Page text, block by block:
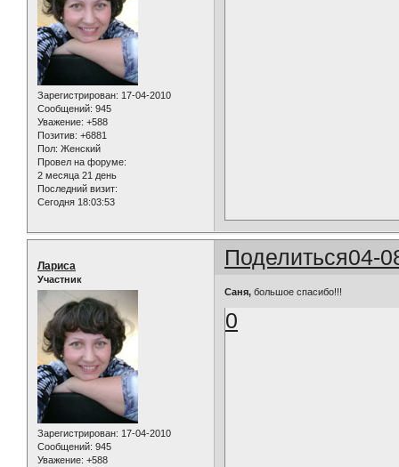
Зарегистрирован: 17-04-2010
Сообщений: 945
Уважение: +588
Позитив: +6881
Пол: Женский
Провел на форуме:
2 месяца 21 день
Последний визит:
Сегодня 18:03:53
Поделиться04-
Лариса
Участник
Зарегистрирован: 17-04-2010
Сообщений: 945
Уважение: +588
Саня, большое спасибо!!!
0